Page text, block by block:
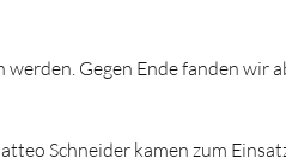
Gegen Ende fanden wir
Schneider kamen zum